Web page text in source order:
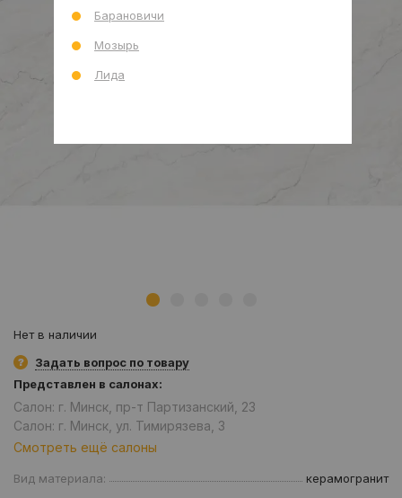
Нет в наличии
Задать вопрос по товару
Представлен в салонах:
Салон: г. Минск, пр-т Партизанский, 23
Салон: г. Минск, ул. Тимирязева, 3
Смотреть ещё салоны
Вид материала: керамогранит
Барановичи
Мозырь
Лида